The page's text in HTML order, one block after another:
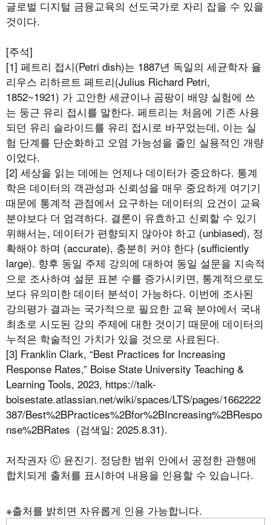
글로벌 디지털 금융교육의 선도국가로 자리 잡을 수 있을
것이다.
[주석]
[1] 페트리 접시(Petri dish)는 1887년 독일의 세균학자 율
리우스 리하르트 페트리(Julius Richard Petri,
1852~1921) 가 고안한 세균이나 곰팡이 배양 실험에 쓰
는 둥근 유리 접시를 말한다. 페트리는 처음에 기존 사용
되던 유리 슬라이드를 유리 접시로 바꾸었는데, 이는 실
험 단계를 단순화하고 오염 가능성을 줄인 실용적인 개량
이었다.
[2] 세상을 읽는 데에는 언제나 데이터가 중요하다. 통계
학은 데이터의 객관성과 신뢰성을 매우 중요하게 여기기
때문에 통계적 관점에서 요구하는 데이터의 요건이 교육
분야보다 더 엄격하다. 결론이 유효하고 신뢰할 수 있기
위해서는, 데이터가 편향되지 않아야 하고 (unbiased), 정
확해야 하며 (accurate), 충분히 커야 한다 (sufficiently
large). 향후 동일 주제 강의에 대하여 동일 설문을 지속적
으로 조사하여 설문 표본 수를 증가시키면, 통계적으로도
보다 유의미한 데이터 분석이 가능하다. 이번에 조사된
강의평가 결과는 국가적으로 필요한 교육 분야에서 국내
최초로 시도된 강의 주제에 대한 것이기 때문에 데이터의
누적은 학술적인 가치가 있을 것으로 사료된다.
[3] Franklin Clark, “Best Practices for Increasing
Response Rates,” Boise State University Teaching &
Learning Tools, 2023, https://talk-
boisestate.atlassian.net/wiki/spaces/LTS/pages/1662222
387/Best%2BPractices%2Bfor%2BIncreasing%2BRespo
nse%2BRates (검색일: 2025.8.31).
저작권자 Ⓒ 윤진기. 정당한 범위 안에서 공정한 관행에
합치되게 출처를 표시하여 내용을 인용할 수 있습니다.
※출처를 밝히면 자유롭게 인용 가능합니다.